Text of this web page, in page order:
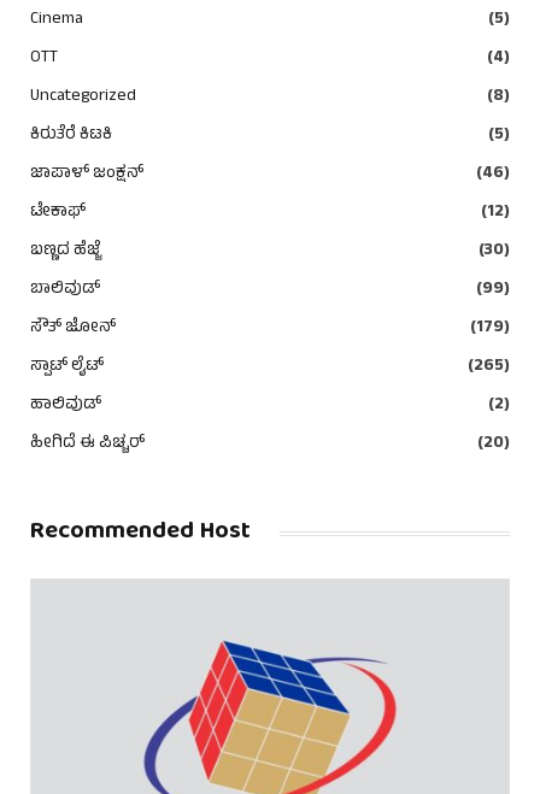
Cinema
(5)
OTT
(4)
Uncategorized
(8)
ಕಿರುತೆರೆ ಕಿಟಕಿ
(5)
ಜಾಪಾಳ್ ಜಂಕ್ಷನ್
(46)
ಟೇಕಾಫ್
(12)
ಬಣ್ಣದ ಹೆಜ್ಜೆ
(30)
ಬಾಲಿವುಡ್
(99)
ಸೌತ್ ಜೋನ್
(179)
ಸ್ಪಾಟ್ ಲೈಟ್
(265)
ಹಾಲಿವುಡ್
(2)
ಹೀಗಿದೆ ಈ ಪಿಚ್ಚರ್
(20)
Recommended Host